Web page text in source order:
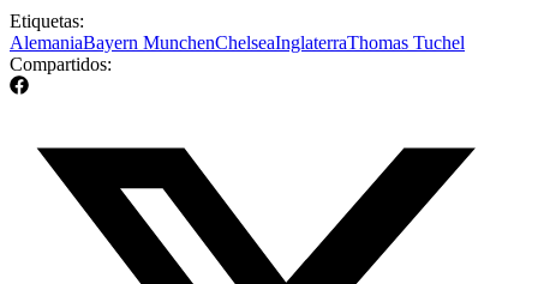
Etiquetas:
AlemaniaBayern MunchenChelseaInglaterraThomas Tuchel
Compartidos: